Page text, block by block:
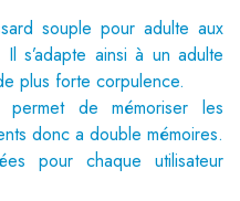
souple pour adulte aux
s’adapte ainsi à un adulte
plus forte corpulence.
permet de mémoriser les
donc a double mémoires.
pour chaque utilisateur